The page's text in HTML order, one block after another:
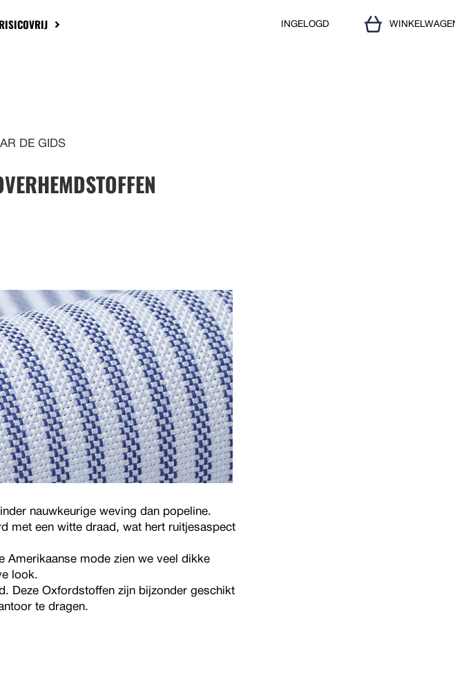
INGELOGD
DE GIDS
nauwkeurige weving dan popeline.
met een witte draad, wat hert ruitjesaspect
Amerikaanse mode zien we veel dikke
look.
Deze Oxfordstoffen zijn bijzonder geschikt
te dragen.